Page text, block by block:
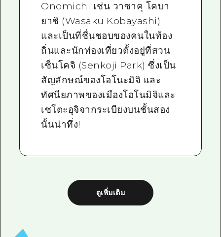
Onomichi เช่น วาซาคุ โคบา
ยาชิ (Wasaku Kobayashi)
และเป็นที่ชื่นชอบของคนในท้อง
ถิ่นและนักท่องเที่ยวตั้งอยู่ที่สวน
เซ็นโคจิ (Senkoji Park) ซึ่งเป็น
สัญลักษณ์ของโอโนะมิจิ และ
ทัศนียภาพของเมืองโอโนมิจิและ
เซโตะอุจิจากระเบียงบนชั้นสอง
นั้นน่าทึ่ง!
ดูเพิ่มเติม